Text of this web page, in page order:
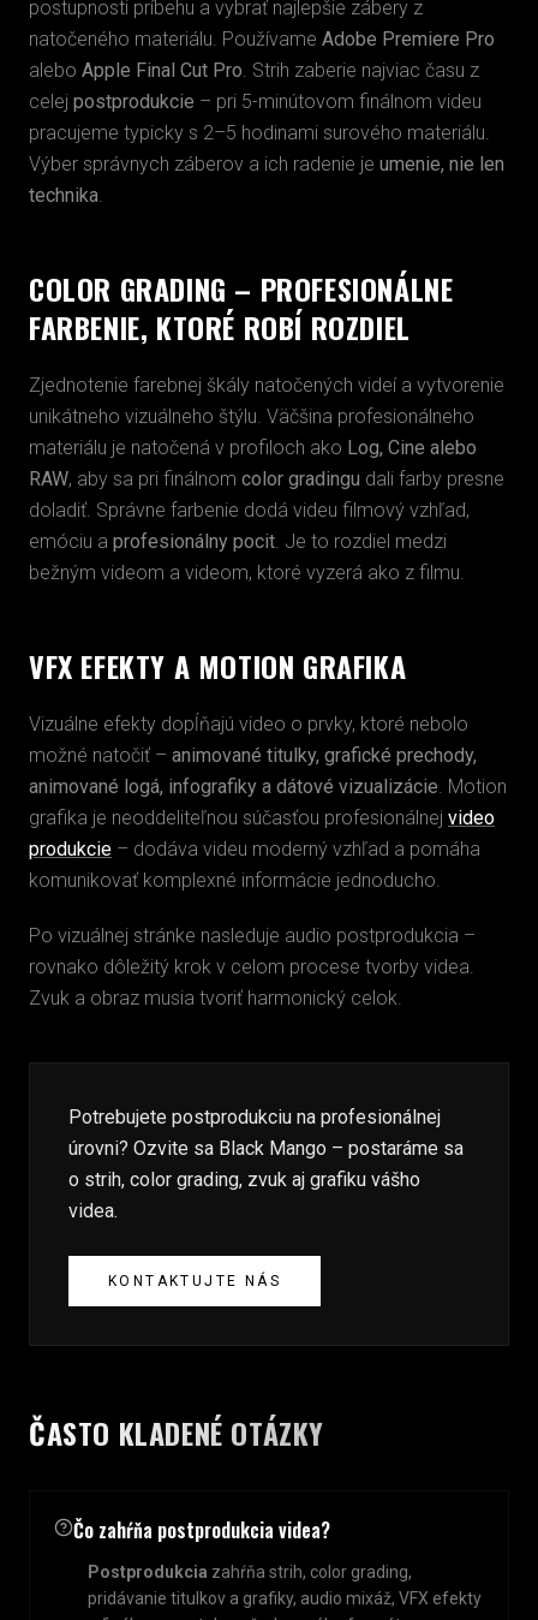
postupnosti príbehu a vybrať najlepšie zábery z
natočeného materiálu. Používame Adobe Premiere Pro
alebo Apple Final Cut Pro . Strih zaberie najviac času z
celej postprodukcie – pri 5-minútovom finálnom videu
pracujeme typicky s 2–5 hodinami surového materiálu.
Výber správnych záberov a ich radenie je umenie, nie len
technika
COLOR GRADING – PROFESIONÁLNE
FARBENIE, KTORÉ ROBÍ ROZDIEL
Zjednotenie farebnej škály natočených videí a vytvorenie
unikátneho vizuálneho štýlu. Väčšina profesionálneho
materiálu je natočená v profiloch ako Log, Cine alebo
RAW, aby sa pri finálnom color gradingu dali farby presne
doladiť. Správne farbenie dodá videu filmový vzhľad,
emóciu a profesionálny pocit . Je to rozdiel medzi
bežným videom a videom, ktoré vyzerá ako z filmu.
VFX EFEKTY A MOTION GRAFIKA
Vizuálne efekty dopĺňajú video o prvky, ktoré nebolo
možné natočiť – animované titulky, grafické prechody,
animované logá, infografiky a dátové vizualizácie . Motion
grafika je neoddeliteľnou súčasťou profesionálnej video
produkcie – dodáva videu moderný vzhľad a pomáha
komunikovať komplexné informácie jednoducho.
Po vizuálnej stránke nasleduje audio postprodukcia –
rovnako dôležitý krok v celom procese tvorby videa
Zvuk a obraz musia tvoriť harmonický celok.
Potrebujete postprodukciu na profesionálnej
úrovni? Ozvite sa Black Mango – postaráme sa
o strih, color grading, zvuk aj grafiku vášho
videa.
KONTAKTUJTE NÁS
ČASTO KLADENÉ OTÁZKY
Čo zahŕňa postprodukcia videa?
Postprodukcia zahŕňa strih, color grading,
pridávanie titulkov a grafiky, audio mixáž, VFX efekty